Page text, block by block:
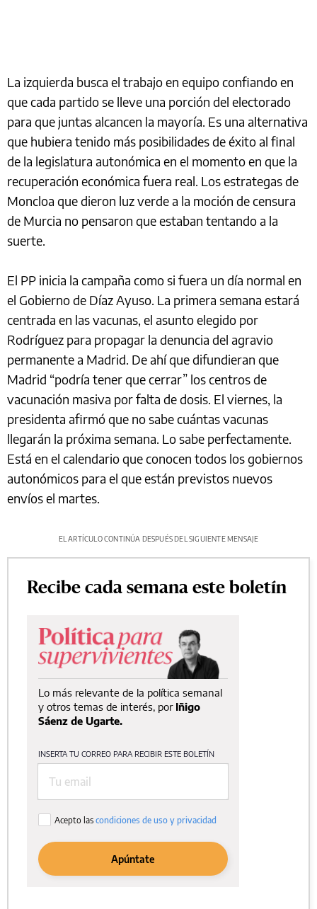
La izquierda busca el trabajo en equipo confiando en
que cada partido se lleve una porción del electorado
para que juntas alcancen la mayoría. Es una alternativa
que hubiera tenido más posibilidades de éxito al final
de la legislatura autonómica en el momento en que la
recuperación económica fuera real. Los estrategas de
Moncloa que dieron luz verde a la moción de censura
de Murcia no pensaron que estaban tentando a la
suerte.
El PP inicia la campaña como si fuera un día normal en
el Gobierno de Díaz Ayuso. La primera semana estará
centrada en las vacunas, el asunto elegido por
Rodríguez para propagar la denuncia del agravio
permanente a Madrid. De ahí que difundieran que
Madrid “podría tener que cerrar” los centros de
vacunación masiva por falta de dosis. El viernes, la
presidenta afirmó que no sabe cuántas vacunas
llegarán la próxima semana. Lo sabe perfectamente.
Está en el calendario que conocen todos los gobiernos
autonómicos para el que están previstos nuevos
envíos el martes.
EL ARTÍCULO CONTINÚA DESPUÉS DEL SIGUIENTE MENSAJE
Recibe cada semana este boletín